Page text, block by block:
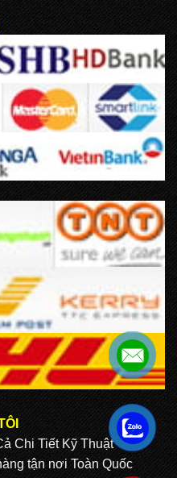
Chi Tiết Kỹ Thuật
tận nơi Toàn Quốc
.